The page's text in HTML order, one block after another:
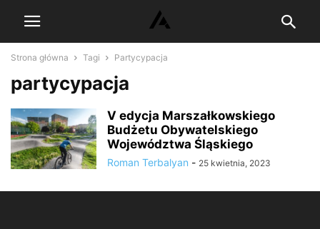
Strona główna Tagi Partycypacja
partycypacja
V edycja Marszałkowskiego
Budżetu Obywatelskiego
Województwa Śląskiego
Roman Terbalyan - 25 kwietnia, 2023